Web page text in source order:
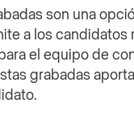
son una
a los
el equipo de
grabadas